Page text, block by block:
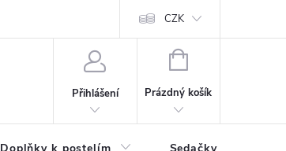
Podmínky ochrany osobních údajů
CZK
Přihlášení
NÁKUPNÍ
Prázdný košík